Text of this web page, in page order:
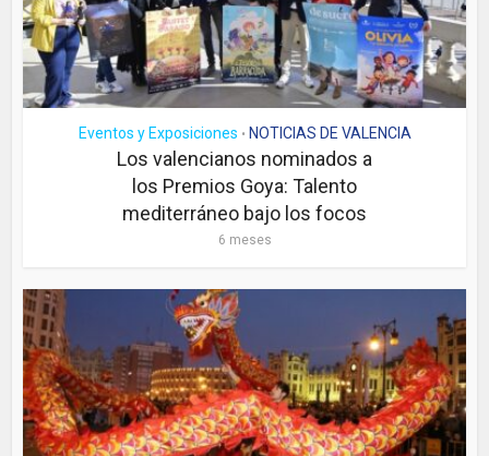
Eventos y Exposiciones • NOTICIAS DE VALENCIA
Los valencianos nominados a
los Premios Goya: Talento
mediterráneo bajo los focos
6 meses